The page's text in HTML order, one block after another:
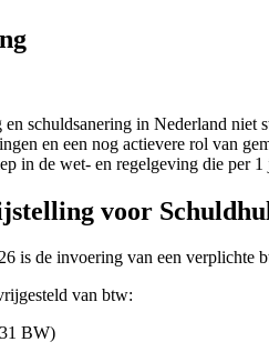
schuldsanering in Nederland
en een nog actievere rol van
in de wet- en regelgeving die per
voor
is de invoering van een
van btw:
BW)